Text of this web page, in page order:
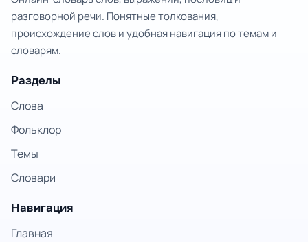
разговорной речи. Понятные толкования,
происхождение слов и удобная навигация по темам и
словарям.
Разделы
Слова
Фольклор
Темы
Словари
Навигация
Главная